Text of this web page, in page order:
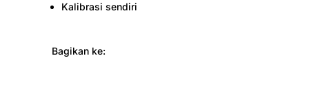
Kalibrasi sendiri
Bagikan ke: